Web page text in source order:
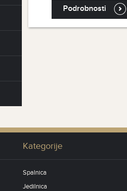
Podrobnosti
Kategorije
Spalnica
Jedilnica